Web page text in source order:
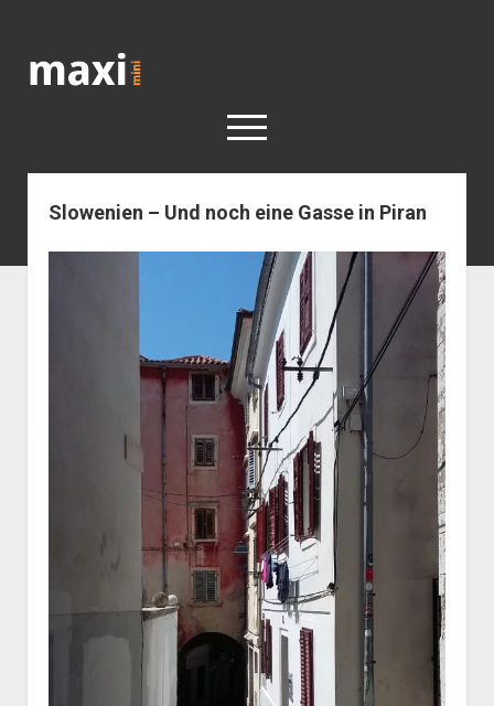
open
< work
Berlin
Reisen
Kunst
Geschichte
open
dropdown
menu
Geschichte der Stadt Berlin
Impressum
Slowenien – Und noch eine Gasse in Piran